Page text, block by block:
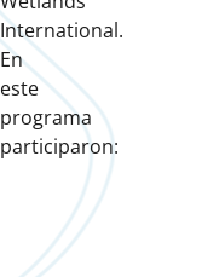
International.
En
este
programa
participaron: